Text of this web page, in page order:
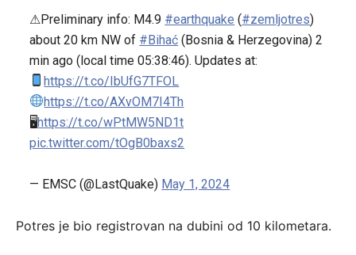
⚠Preliminary info: M4.9 #earthquake (#zemljotres)
about 20 km NW of #Bihać (Bosnia & Herzegovina) 2
min ago (local time 05:38:46). Updates at:
https://t.co/IbUfG7TFOL
https://t.co/AXvOM7I4Th
🖥https://t.co/wPtMW5ND1t
pic.twitter.com/tOgB0baxs2
— EMSC (@LastQuake) May 1, 2024
Potres je bio registrovan na dubini od 10 kilometara.